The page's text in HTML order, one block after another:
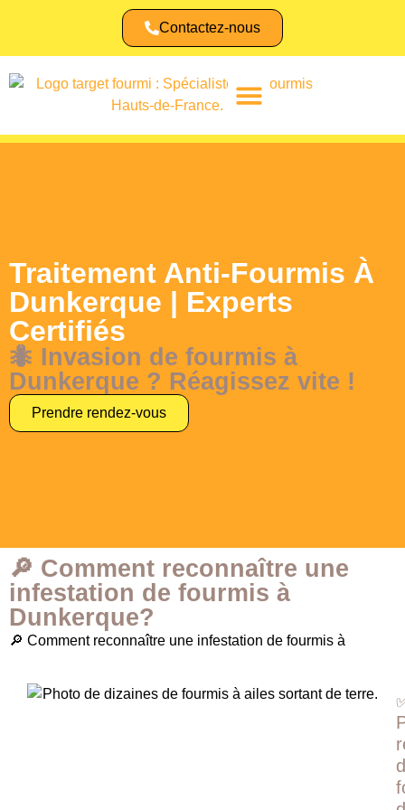
Contactez-nous
Traitement Anti-Fourmis À
Dunkerque | Experts
Certifiés
🐜 Invasion de fourmis à
Dunkerque ? Réagissez vite !
Prendre rendez-vous
🔎 Comment reconnaître une
infestation de fourmis à
Dunkerque?
🔎 Comment reconnaître une infestation de fourmis à